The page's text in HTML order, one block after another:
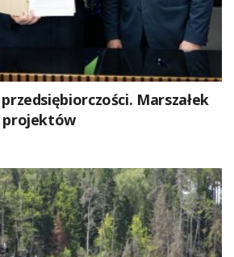
Marszałek
projektów